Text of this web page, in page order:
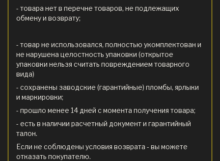
- товара нет в перечне товаров, не подлежащих
обмену и возврату;
- товар не использовался, полностью укомплектован и
не нарушена целостность упаковки (открытое
упаковки нельзя считать повреждением товарного
вида)
- сохранены заводские (гарантийные) пломбы, ярлыки
и маркировки;
- прошло менее 14 дней с момента получения товара;
- есть в наличии расчетный документ и гарантийный
талон.
Если не соблюдены условия возврата - вы можете
отказать покупателю.